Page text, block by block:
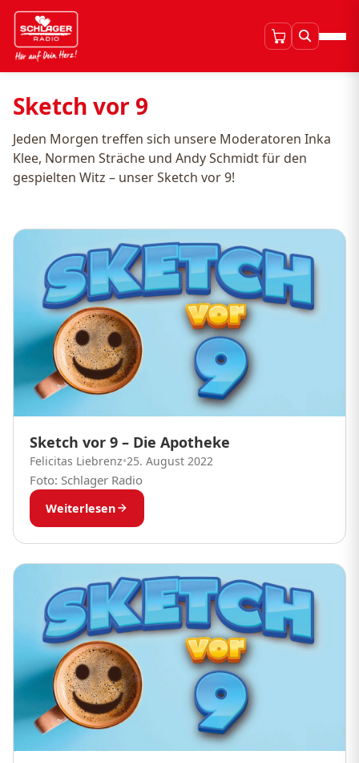
Sketch vor 9
Jeden Morgen treffen sich unsere Moderatoren Inka
Klee, Normen Sträche und Andy Schmidt für den
gespielten Witz – unser Sketch vor 9!
Sketch vor 9 – Die Apotheke
Felicitas Liebrenz•25. August 2022
Foto: Schlager Radio
Weiterlesen